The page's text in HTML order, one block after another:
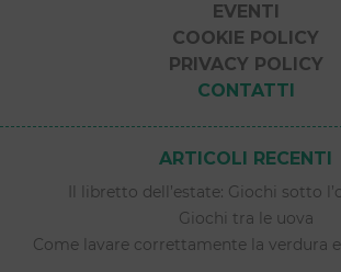
EVENTI
COOKIE POLICY
PRIVACY POLICY
CONTATTI
ARTICOLI RECENTI
Il libretto dell’estate: Giochi sotto
Giochi tra le uova
Come lavare correttamente la verdura